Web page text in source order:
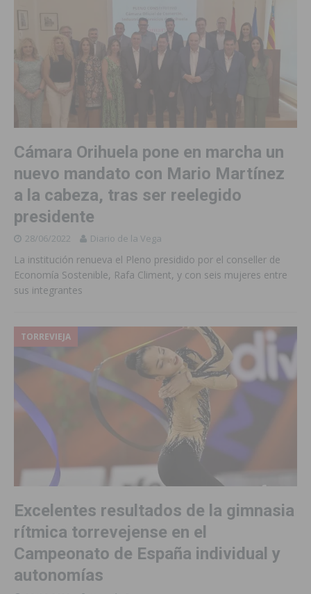
Cámara Orihuela pone en marcha un
nuevo mandato con Mario Martínez
a la cabeza, tras ser reelegido
presidente
28/06/2022 Diario de la Vega
La institución renueva el Pleno presidido por el conseller de
Economía Sostenible, Rafa Climent, y con seis mujeres entre
sus integrantes
TORREVIEJA
Excelentes resultados de la gimnasia
rítmica torrevejense en el
Campeonato de España individual y
autonomías